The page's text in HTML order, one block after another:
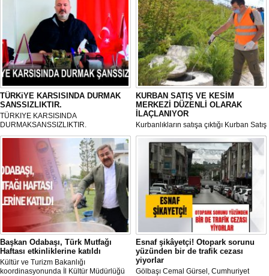
TÜRKiYE KARSISINDA DURMAK
SANSSIZLIKTIR.
TÜRKIYE KARSISINDA
DURMAKSANSSIZLIKTIR.
KURBAN SATIŞ VE KESİM
MERKEZİ DÜZENLİ OLARAK
İLAÇLANIYOR
Kurbanlıkların satışa çıktığı Kurban Satış
ve Kesim Merkezi, haşere ve
mikropların önüne geçilmesi amacıyla
her gün Gölbaşı Belediyesi ekipleri
tarafından düzenli olarak ilaçlanıyor.
Başkan Odabaşı, Türk Mutfağı
Haftası etkinliklerine katıldı
Kültür ve Turizm Bakanlığı
koordinasyonunda İl Kültür Müdürlüğü
Esnaf şikâyetçi! Otopark sorunu
yüzünden bir de trafik cezası
yiyorlar
Gölbaşı Cemal Gürsel, Cumhuriyet